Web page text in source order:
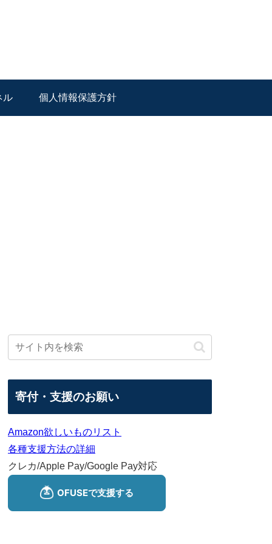
ル 個人情報保護方針
寄付・支援のお願い
Amazon欲しいものリスト
各種支援方法の詳細
クレカ/Apple Pay/Google Pay対応